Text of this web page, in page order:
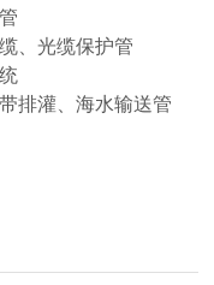
、光缆保护管
排灌 、海水输送管